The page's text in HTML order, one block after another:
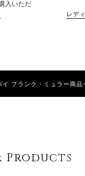
入いただ
レデ
イ フランク・ミュラー商品
Products